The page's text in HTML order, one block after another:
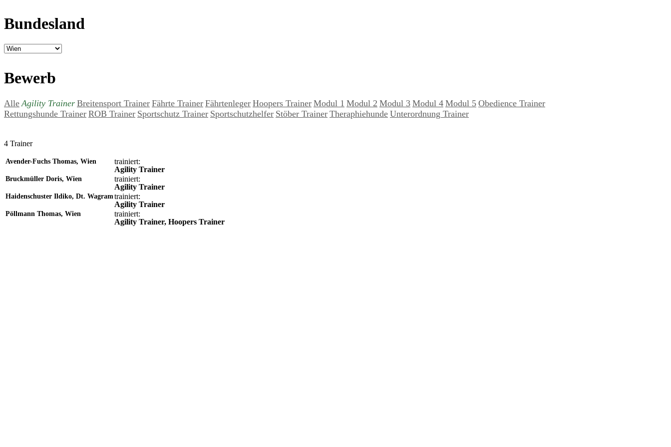
Bundesland
Bewerb
Alle Agility Trainer Breitensport Trainer Fährte Trainer Fährtenleger Hoopers Trainer Modul 1 Modul 2 Modul 3 Modul 4 Modul 5 Obedience Trainer
Rettungshunde Trainer ROB Trainer Sportschutz Trainer Sportschutzhelfer Stöber Trainer Theraphiehunde Unterordnung Trainer
4 Trainer
Avender-Fuchs Thomas, Wien
trainiert:
Agility Trainer
Bruckmüller Doris, Wien
trainiert:
Agility Trainer
Haidenschuster Ildiko, Dt. Wagram trainiert:
Agility Trainer
Pöllmann Thomas, Wien
trainiert:
Agility Trainer, Hoopers Trainer